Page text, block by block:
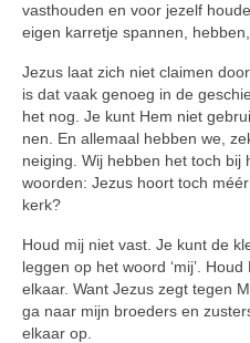
vasthouden en voor jezelf
eigen karretje spannen, hebben,
Jezus laat zich niet claimen
is dat vaak genoeg in de
het nog. Je kunt Hem niet
nen. En allemaal hebben we,
neiging. Wij hebben het toch bij
woorden: Jezus hoort toch
kerk?
Houd mij niet vast. Je kunt de
leggen op het woord ‘mij’.
elkaar. Want Jezus zegt te­gen
ga naar mijn broeders en
elkaar op.